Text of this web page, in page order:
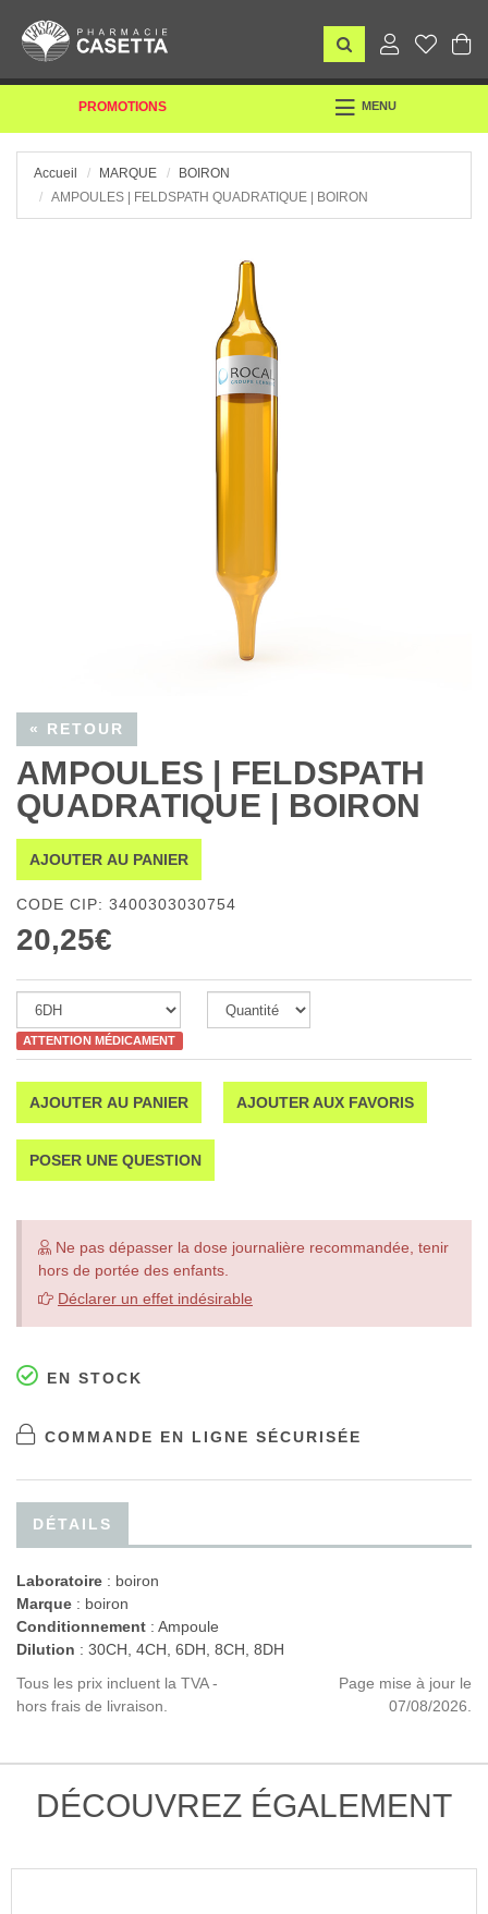
PROMOTIONS
TOGGLE
MENU
Accueil MARQUE
BOIRON
AMPOULES | FELDSPATH QUADRATIQUE | BOIRON
« RETOUR
AMPOULES | FELDSPATH
QUADRATIQUE | BOIRON
AJOUTER AU PANIER
CODE CIP: 3400303030754
20,25€
ATTENTION MÉDICAMENT
AJOUTER AU PANIER AJOUTER AUX FAVORIS
POSER UNE QUESTION
Ne pas dépasser la dose journalière recommandée, tenir
hors de portée des enfants.
Déclarer un effet indésirable
EN STOCK
COMMANDE EN LIGNE SÉCURISÉE
DÉTAILS
Laboratoire : boiron
Marque : boiron
Conditionnement : Ampoule
Dilution : 30CH, 4CH, 6DH, 8CH, 8DH
Tous les prix incluent la TVA -
hors frais de livraison.
Page mise à jour le
07/08/2026.
DÉCOUVREZ ÉGALEMENT